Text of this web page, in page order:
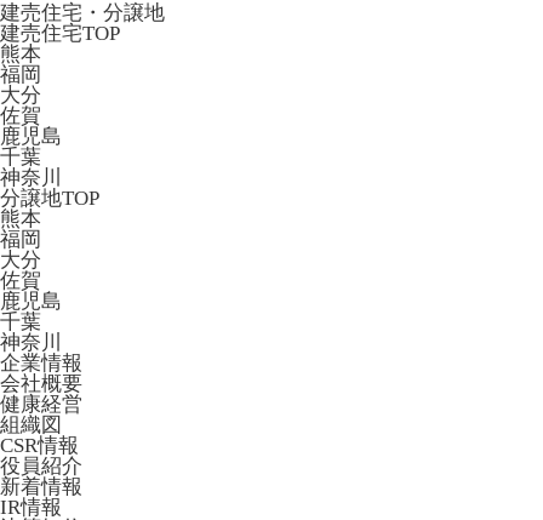
建売住宅・分譲地
建売住宅TOP
熊本
福岡
大分
佐賀
鹿児島
千葉
神奈川
分譲地TOP
熊本
福岡
大分
佐賀
鹿児島
千葉
神奈川
企業情報
会社概要
健康経営
組織図
CSR情報
役員紹介
新着情報
IR情報